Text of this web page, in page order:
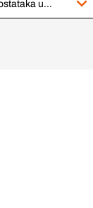
415258 Sredstvo za uklanjanje ostataka usjeva